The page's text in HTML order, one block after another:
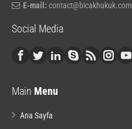
E-mail: contact@bicakhukuk.com
Social Media
Main Menu
Ana Sayfa